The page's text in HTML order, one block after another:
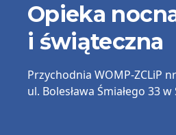
kontaktowe
Opieka
i świąteczna
Przychodnia WOMP-ZCLiP
ul. Bolesława Śmiałego 33